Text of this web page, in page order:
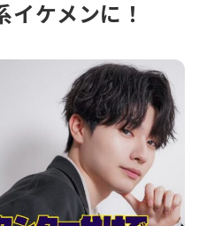
イケメンに！